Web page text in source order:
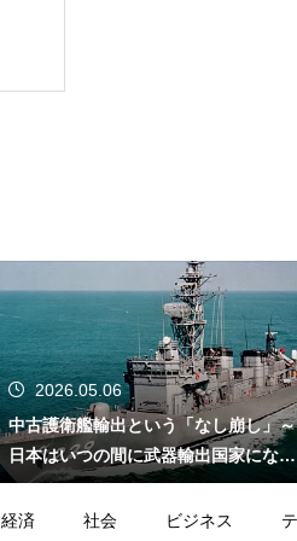
2026.05.06
中古護衛艦輸出という「なし崩し」～
日本はいつの間に武器輸出国家になっ
たのか～
経済 社会 ビジネス